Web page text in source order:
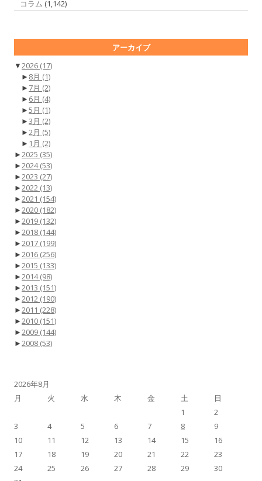
コラム (1,142)
アーカイブ
▼2026 (17)
► 8月 (1)
► 7月 (2)
► 6月 (4)
►5月 (1)
►3月 (2)
►2月 (5)
► 1月 (2)
►2025 (35)
►2024(53)
►2023 (27)
►2022 (13)
►2021 (154)
►2020 (182)
►2019 (132)
►2018 (144)
►2017 (199)
►2016 (256)
►2015 (133)
►2014(98)
►2013 (151)
►2012 (190)
►2011 (228)
►2010 (151)
►2009 (144)
►2008 (53)
2026年8月
月
火 水 木 金 土
日
1
2
3
4 5 6 7 8
9
10
11 12 13 14 15
16
17
18 19 20 21 22
23
24
25 26 27 28 29
30